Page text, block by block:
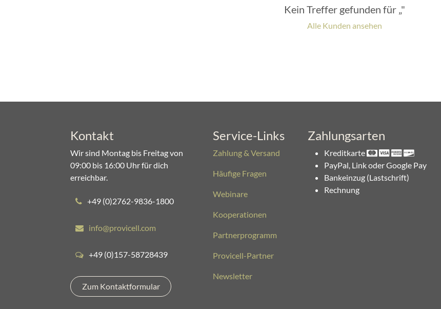
Kein Treffer gefunden für „"
Alle Kunden ansehen
Kontakt
Wir sind Montag bis Freitag von
09:00 bis 16:00 Uhr für dich
erreichbar.
+49 (0)2762-9836-1800​​
info@provicell.com​​​​​​​​​​
+49 (0)157-58728439
Zum Kontaktformular
Service-Links
Zahlung & Versand
Häufige Fragen
Webinare
Kooperationen
Partnerprogramm
Provicell-Partner
Newsletter
Zahlungsarten
Kreditkarte
PayPal, Link oder Google Pay
Bankeinzug (Lastschrift)
Rechnung